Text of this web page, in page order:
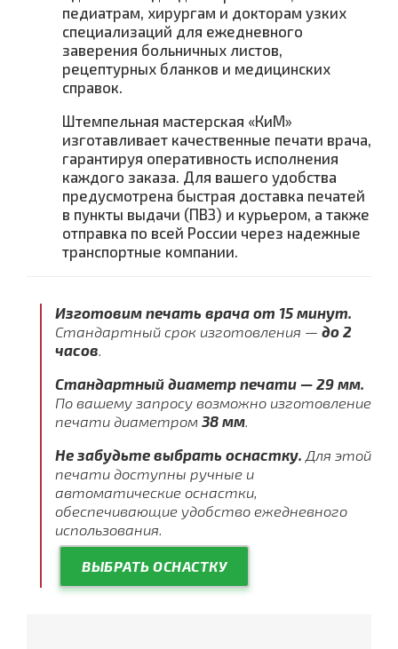
педиатрам, хирургам и докторам узких
специализаций для ежедневного
заверения больничных листов,
рецептурных бланков и медицинских
справок.
Штемпельная мастерская «КиМ»
изготавливает качественные печати врача,
гарантируя оперативность исполнения
каждого заказа. Для вашего удобства
предусмотрена быстрая доставка печатей
в пункты выдачи (ПВЗ) и курьером, а также
отправка по всей России через надежные
транспортные компании.
Изготовим печать врача от 15 минут.
Стандартный срок изготовления — до 2
часов
Стандартный диаметр печати — 29 мм.
По вашему запросу возможно изготовление
печати диаметром 38 мм
Не забудьте выбрать оснастку. Для этой
печати доступны ручные и
автоматические оснастки,
обеспечивающие удобство ежедневного
использования.
ВЫБРАТЬ ОСНАСТКУ